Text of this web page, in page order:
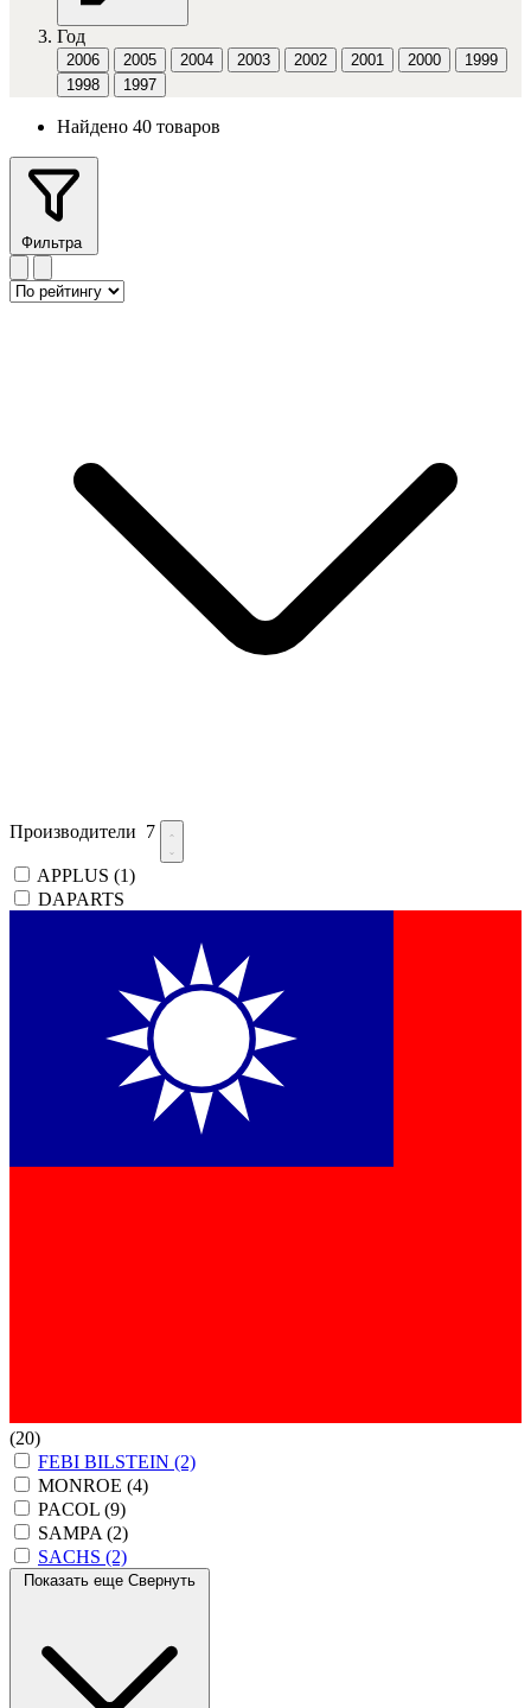
Год
2006 2005 2004 2003 2002 2001 2000
1999
1998
1997
Найдено 40 товаров
Фильтра
Производители 7
APPLUS (1)
DAPARTS
(20)
FEBI BILSTEIN (2)
MONROE (4)
PACOL (9)
SAMPA (2)
SACHS (2)
Показать еще Свернуть